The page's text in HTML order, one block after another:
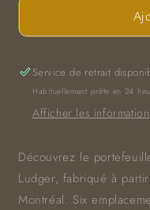
Service de retrait
Habituellement prête en 24
Afficher les
Découvrez le
Ludger, fabriqué à
Montréal. Six